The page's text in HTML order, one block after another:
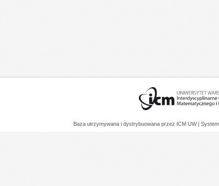
Baza utrzymywana i dystrybuowana przez ICM UW |